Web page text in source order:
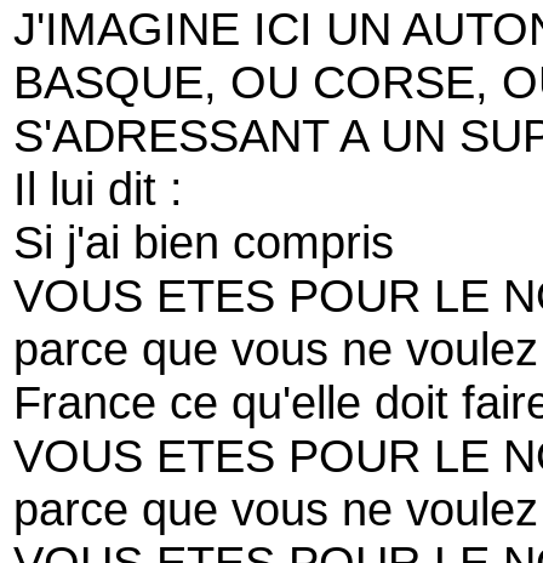
J'IMAGINE ICI UN
BASQUE, OU CORSE,
S'ADRESSANT A UN
Il lui dit :
Si j'ai bien compris
VOUS ETES POUR LE
parce que vous ne
France ce qu'elle doit
VOUS ETES POUR LE
parce que vous ne